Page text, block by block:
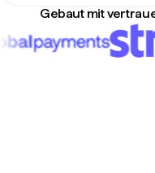
Gebaut mit